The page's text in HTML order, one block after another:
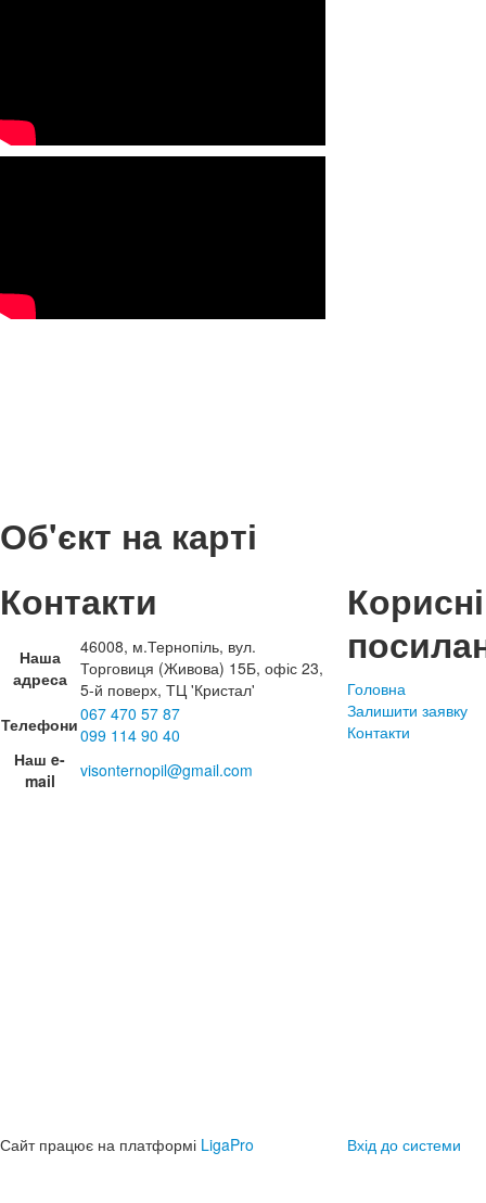
Об'єкт на карті
Контакти
Наша
адреса
46008, м.Тернопіль, вул.
Торговиця (Живова) 15Б, офіс 23,
5-й поверх, ТЦ 'Кристал'
Телефони067 470 57 87
099 114 90 40
Наш e-
mail
visonternopil@gmail.com
Корисні
Головна
Залишити заявку
Контакти
Сайт працює на платформі LigaPro Вхід до системи